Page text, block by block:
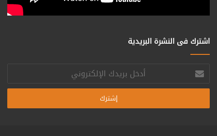
اشترك فى النشرة البريدية
أدخل
بريدك
الإلكتروني